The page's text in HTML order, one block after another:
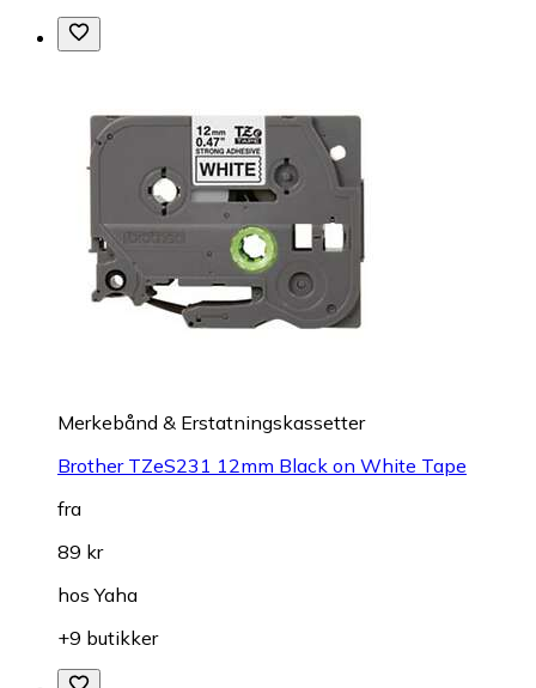
Merkebånd & Erstatningskassetter
Brother TZeS231 12mm Black on White Tape
fra
89 kr
hos Yaha
+9 butikker